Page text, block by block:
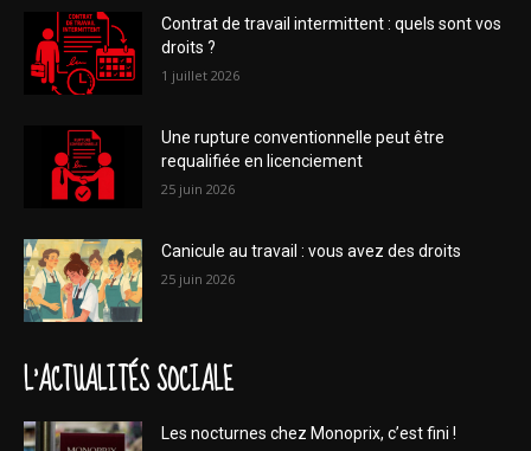
Contrat de travail intermittent : quels sont vos
droits ?
1 juillet 2026
Une rupture conventionnelle peut être
requalifiée en licenciement
25 juin 2026
Canicule au travail : vous avez des droits
25 juin 2026
L'ACTUALITÉS SOCIALE
Les nocturnes chez Monoprix, c’est fini !